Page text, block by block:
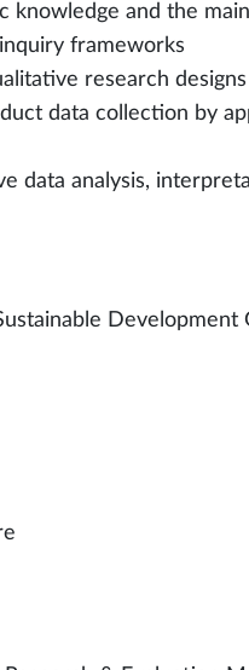
and the
frameworks
research designs
data collection by
data analysis,
Development